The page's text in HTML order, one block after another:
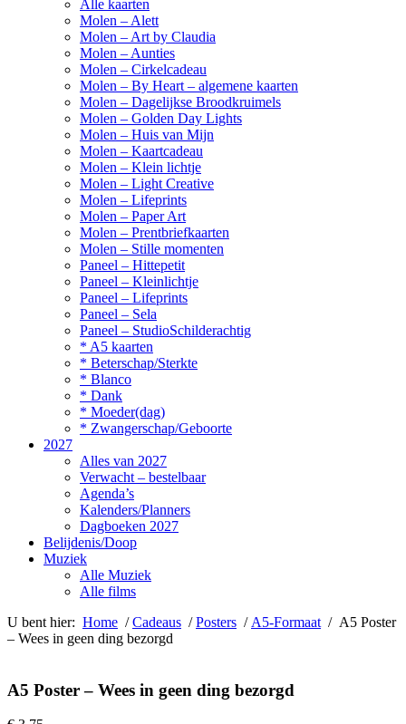
Alle kaarten
Molen – Alett
Molen – Art by Claudia
Molen – Aunties
Molen – Cirkelcadeau
Molen – By Heart – algemene kaarten
Molen – Dagelijkse Broodkruimels
Molen – Golden Day Lights
Molen – Huis van Mijn
Molen – Kaartcadeau
Molen – Klein lichtje
Molen – Light Creative
Molen – Lifeprints
Molen – Paper Art
Molen – Prentbriefkaarten
Molen – Stille momenten
Paneel – Hittepetit
Paneel – Kleinlichtje
Paneel – Lifeprints
Paneel – Sela
Paneel – StudioSchilderachtig
* A5 kaarten
* Beterschap/Sterkte
* Blanco
* Dank
* Moeder(dag)
* Zwangerschap/Geboorte
2027
Alles van 2027
Verwacht – bestelbaar
Agenda’s
Kalenders/Planners
Dagboeken 2027
Belijdenis/Doop
Muziek
Alle Muziek
Alle films
U bent hier: Home /Cadeaus /Posters / A5-Formaat / A5 Poster
– Wees in geen ding bezorgd
A5 Poster – Wees in geen ding bezorgd